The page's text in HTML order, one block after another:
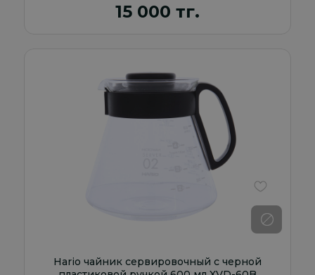
15 000 тг.
Hario чайник сервировочный с черной
В